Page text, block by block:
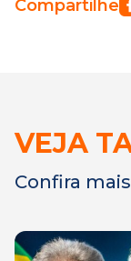
Compartilhe
VEJA
Confira